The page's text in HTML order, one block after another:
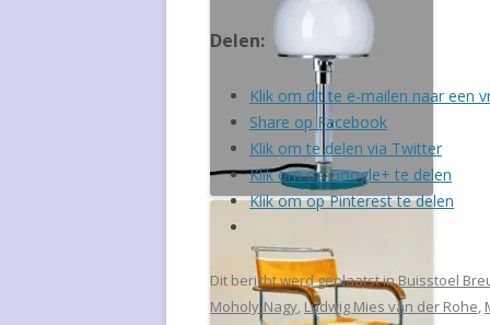
ontwerp 1925
Tafellamp Wilhelm Wagenfeld,
ontwerp 1923
Delen:
Klik om dit te e-mailen naar een
Share op Facebook
Klik om te delen via Twitter
Klik om op Google+ te delen
Klik om op Pinterest te delen
Dit bericht werd geplaatst inBuisstoel
Moholy-Nagy, Ludwig Mies van der Rohe,